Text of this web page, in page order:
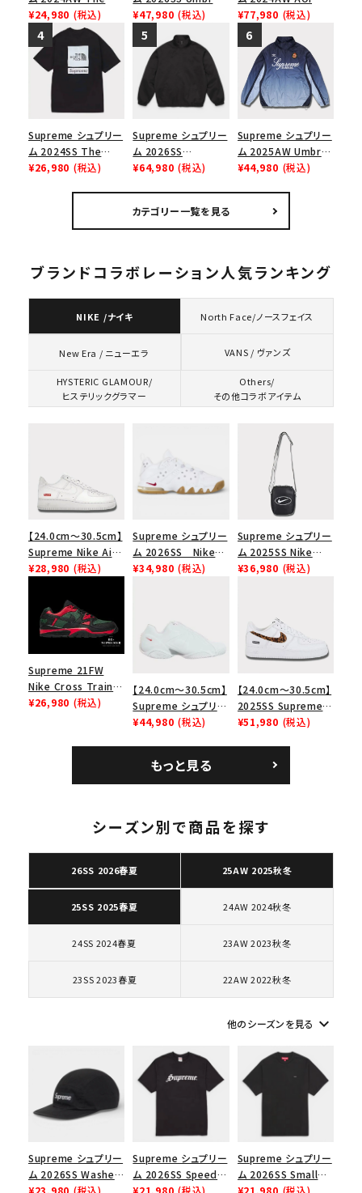
2026SS 2025AW 2025SS
Tシャツ・ロングスリーブ
キャップ・ハット
パーカー・クルーネック
ショルダー・ウエストバッグ
ボックスロゴ ブラックスウェット
コラボレーションブランドから探す
シーズンから探す
価格から探す
円 ～
在庫のない商品を表示する
North Face S/S
Top Tee ノースフェ
イスショートスリーブ
トップTシャツ ブラッ
ク 黒
¥24,980 (税込)
Rhinestone Track
Jacket アンブロ ラ
インストーン トラック
ジャケット ブラック
¥47,980 (税込)
Quilted Work
Jacket アオイキルテ
ッドワークジャケット
ブラック 黒
¥77,980 (税込)
Supreme シュプリー
ム 2024SS The
North Face S/S
¥26,980 (税込)
Supreme シュプリー
ム 2026SS
Harrington
¥64,980 (税込)
Supreme シュプリー
ム 2025AW Umbro
Gradient Track
ジャケット ネイビー
¥44,980 (税込)
カテゴリー一覧を見る
ブランドコラボレーション人気ランキング
NIKE /ナイキ North Face/ノースフェイス
New Era / ニューエラ VANS / ヴァンズ
HYSTERIC GLAMOUR/
ヒステリックグラマー
Others/
その他コラボアイテム
【24.0cm～30.5cm】
Supreme Nike Air
Force 1 Low シュプ
ース１スニーカー シ
ューズ ホワイト
¥28,980 (税込)
Supreme シュプリー
ム 2026SS Nike
SB Air Max 2 CB 94
¥34,980 (税込)
Supreme シュプリー
ム 2025SS Nike
Leather Shoulder
¥36,980 (税込)
Supreme 21FW
Nike Cross Trainer
Low ナイキクロスト
¥26,980 (税込)
【24.0cm～30.5cm】
Supreme シュプリー
ム 2023AW Nike
カー ホワイト 白
¥44,980 (税込)
【24.0cm～30.5cm】
2025SS Supreme
GOODENOUGH
ムグッドイナフ ナイキ
エアフォース１スニー
ト
¥51,980 (税込)
もっと見る
シーズン別で商品を探す
26SS 2026春夏 25AW 2025秋冬
25SS 2025春夏 24AW 2024秋冬
24SS 2024春夏 23AW 2023秋冬
23SS 2023春夏 22AW 2022秋冬
他のシーズンを見る keyboard_arrow_down
Supreme シュプリー
ム 2026SS Washed
Supreme シュプリー
ム 2026SS Speed
Supreme シュプリー
ム 2026SS Small